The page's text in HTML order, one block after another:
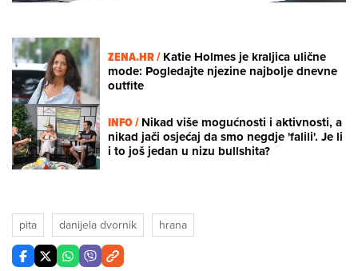
ZENA.HR /Katie Holmes je kraljica ulične
mode: Pogledajte njezine najbolje dnevne
outfite
INFO /Nikad više mogućnosti i aktivnosti, a
nikad jači osjećaj da smo negdje 'falili'. Je li
i to još jedan u nizu bullshita?
pita danijela dvornik hrana